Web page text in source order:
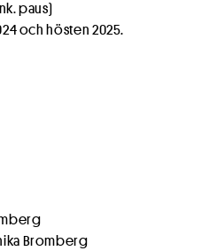
paus)
och hösten 2025.
Bromberg